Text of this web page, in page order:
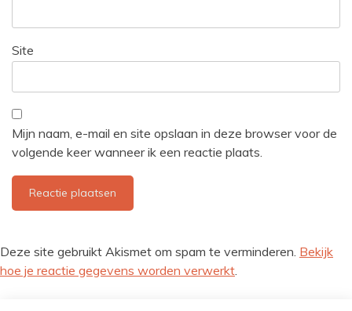
Site
Mijn naam, e-mail en site opslaan in deze browser voor de
volgende keer wanneer ik een reactie plaats.
Deze site gebruikt Akismet om spam te verminderen. Bekijk
hoe je reactie gegevens worden verwerkt